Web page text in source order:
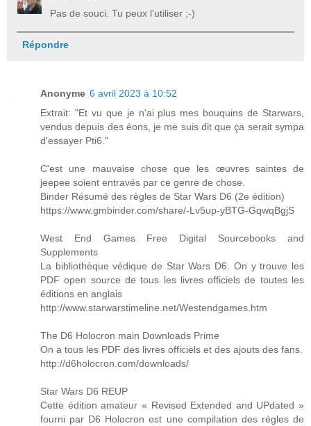
Pas de souci. Tu peux l'utiliser ;-)
Répondre
Anonyme 6 avril 2023 à 10:52
Extrait: "Et vu que je n'ai plus mes bouquins de Starwars,
vendus depuis des éons, je me suis dit que ça serait sympa
d'essayer Pti6."
C'est une mauvaise chose que les œuvres saintes de
jeepee soient entravés par ce genre de chose.
Binder Résumé des règles de Star Wars D6 (2e édition)
https://www.gmbinder.com/share/-Lv5up-yBTG-GqwqBgjS
West End Games Free Digital Sourcebooks and
Supplements
La bibliothèque védique de Star Wars D6. On y trouve les
PDF open source de tous les livres officiels de toutes les
éditions en anglais
http://www.starwarstimeline.net/Westendgames.htm
The D6 Holocron main Downloads Prime
On a tous les PDF des livres officiels et des ajouts des fans.
http://d6holocron.com/downloads/
Star Wars D6 REUP
Cette édition amateur « Revised Extended and UPdated »
fourni par D6 Holocron est une compilation des règles de